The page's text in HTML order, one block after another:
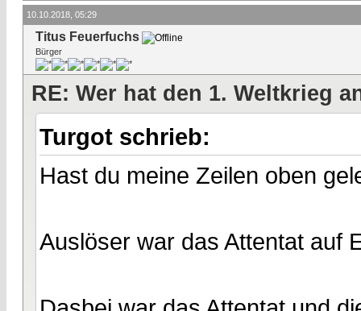
10.10.2018, 05:29
Titus Feuerfuchs
Bürger
RE: Wer hat den 1. Weltkrieg
Turgot schrieb:
Hast du meine Zeilen oben
Auslöser war das Attentat auf